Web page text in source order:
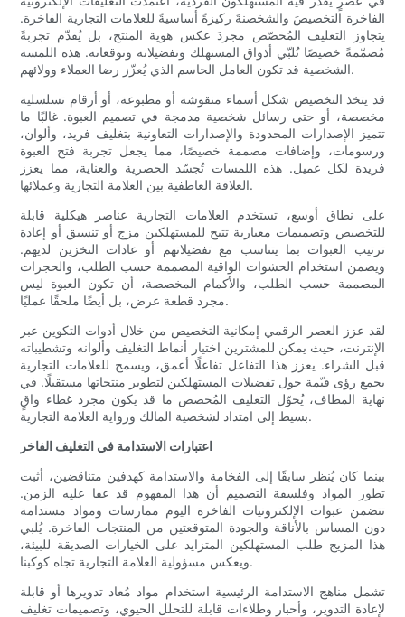
الفاخرة التخصيصَ والشخصنةَ ركيزةً أساسيةً للعلامات التجارية الفاخرة.
يتجاوز التغليف المُخصّص مجردَ عكس هوية المنتج، بل يُقدّم تجربةً
مُصمّمةً خصيصًا تُلبّي أذواق المستهلك وتفضيلاته وتوقعاته. هذه اللمسة
الشخصية قد تكون العامل الحاسم الذي يُعزّز رضا العملاء وولائهم.
قد يتخذ التخصيص شكل أسماء منقوشة أو مطبوعة، أو أرقام تسلسلية
مخصصة، أو حتى رسائل شخصية مدمجة في تصميم العبوة. غالبًا ما
تتميز الإصدارات المحدودة والإصدارات التعاونية بتغليف فريد، وألوان،
ورسومات، وإضافات مصممة خصيصًا، مما يجعل تجربة فتح العبوة
فريدة لكل عميل. هذه اللمسات تُجسّد الحصرية والعناية، مما يعزز
العلاقة العاطفية بين العلامة التجارية وعملائها.
على نطاق أوسع، تستخدم العلامات التجارية عناصر هيكلية قابلة
للتخصيص وتصميمات معيارية تتيح للمستهلكين مزج أو تنسيق أو إعادة
ترتيب العبوات بما يتناسب مع تفضيلاتهم أو عادات التخزين لديهم.
ويضمن استخدام الحشوات الواقية المصممة حسب الطلب، والحجرات
المصممة حسب الطلب، والأكمام المخصصة، أن تكون العبوة ليس
مجرد قطعة عرض، بل أيضًا ملحقًا عمليًا.
لقد عزز العصر الرقمي إمكانية التخصيص من خلال أدوات التكوين عبر
الإنترنت، حيث يمكن للمشترين اختيار أنماط التغليف وألوانه وتشطيباته
قبل الشراء. يعزز هذا التفاعل تفاعلًا أعمق، ويسمح للعلامات التجارية
بجمع رؤى قيّمة حول تفضيلات المستهلكين لتطوير منتجاتها مستقبلًا. في
نهاية المطاف، يُحوّل التغليف المُخصص ما قد يكون مجرد غطاء واقٍ
بسيط إلى امتداد لشخصية المالك ورواية العلامة التجارية.
اعتبارات الاستدامة في التغليف الفاخر
بينما كان يُنظر سابقًا إلى الفخامة والاستدامة كهدفين متناقضين، أثبت
تطور المواد وفلسفة التصميم أن هذا المفهوم قد عفا عليه الزمن.
تتضمن عبوات الإلكترونيات الفاخرة اليوم ممارسات ومواد مستدامة
دون المساس بالأناقة والجودة المتوقعتين من المنتجات الفاخرة. يُلبي
هذا المزيج طلب المستهلكين المتزايد على الخيارات الصديقة للبيئة،
ويعكس مسؤولية العلامة التجارية تجاه كوكبنا.
تشمل مناهج الاستدامة الرئيسية استخدام مواد مُعاد تدويرها أو قابلة
لإعادة التدوير، وأحبار وطلاءات قابلة للتحلل الحيوي، وتصميمات تغليف